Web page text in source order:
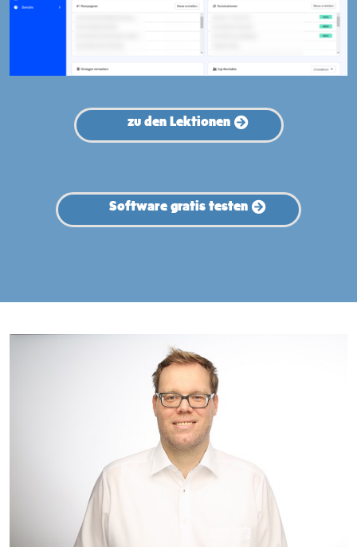
zu den Lektionen
Software gratis testen